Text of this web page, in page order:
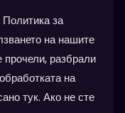
за
на нашите
прочели, разбрали
на
тук. Ако не сте